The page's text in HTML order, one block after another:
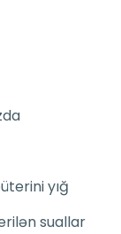
yığ
suallar